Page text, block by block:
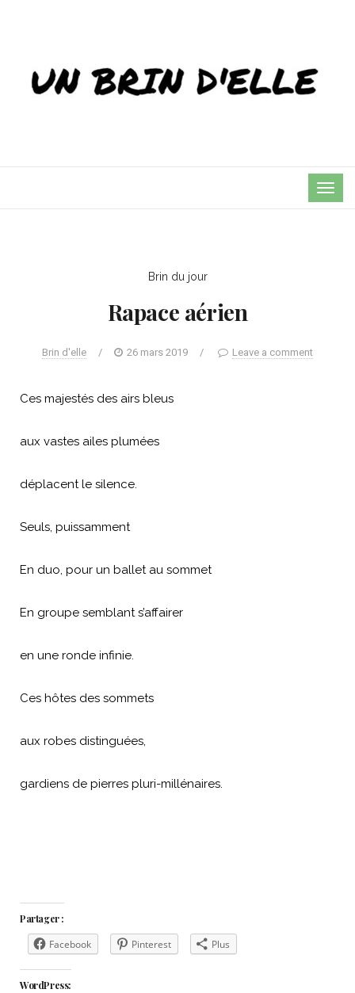
Brin du jour
Rapace aérien
Brin d'elle / 26 mars 2019 / Leave a comment
Ces majestés des airs bleus
aux vastes ailes plumées
déplacent le silence.
Seuls, puissamment
En duo, pour un ballet au sommet
En groupe semblant s’affairer
en une ronde infinie.
Ces hôtes des sommets
aux robes distinguées,
gardiens de pierres pluri-millénaires.
Partager :
Facebook Pinterest Plus
WordPress: